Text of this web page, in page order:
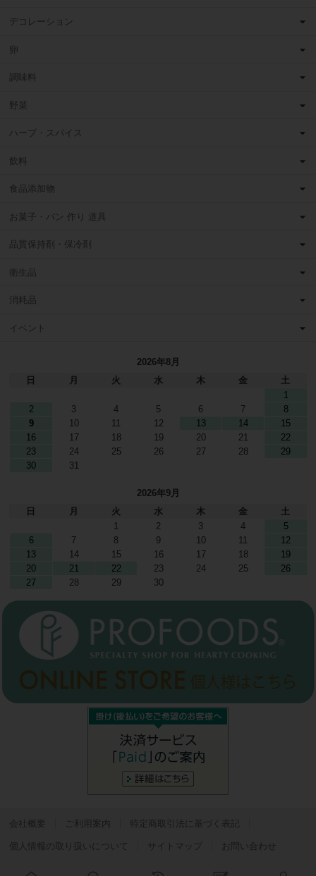
デコレーション
卵
調味料
野菜
ハーブ・スパイス
飲料
食品添加物
お菓子・パン 作り 道具
品質保持剤・保冷剤
衛生品
消耗品
イベント
2026年8月
日
月 火 水 木 金
土
1
2
3 4 5 6 7
8
9
10 11 12 13 14
15
16
17 18 19 20 21
22
23
24 25 26 27 28
29
30
31
2026年9月
日
月 火 水 木 金
土
1
2 3 4
5
6
7 8 9 10 11
12
13
14 15 16 17 18
19
20
21 22 23 24 25
26
27
28 29 30
会社概要 ご利用案内 特定商取引法に基づく表記
個人情報の取り扱いについて サイトマップ お問い合わせ